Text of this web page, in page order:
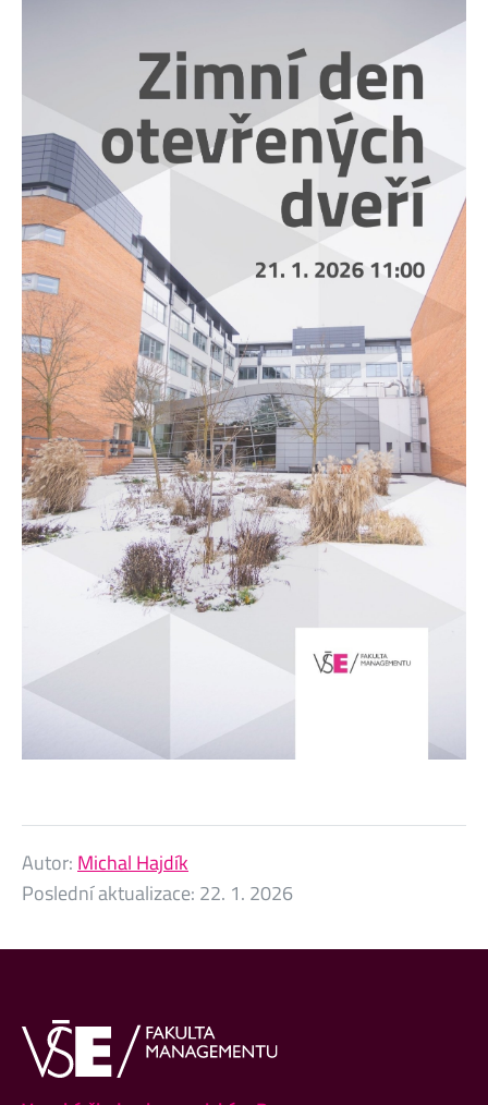
Autor: Michal Hajdík
Poslední aktualizace: 22. 1. 2026